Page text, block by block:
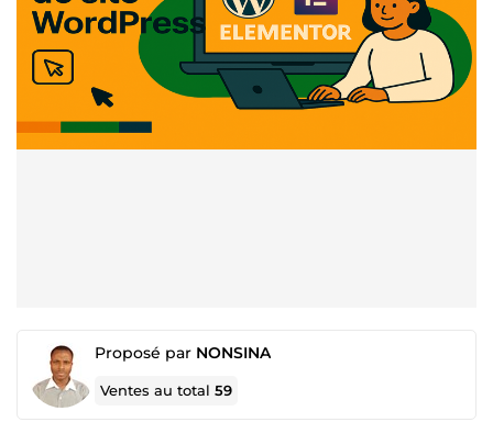
Proposé par NONSINA
Ventes au total59